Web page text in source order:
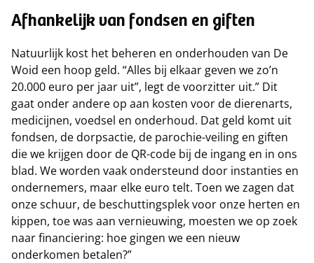
Afhankelijk van fondsen en giften
Natuurlijk kost het beheren en onderhouden van De
Woid een hoop geld. “Alles bij elkaar geven we zo’n
20.000 euro per jaar uit”, legt de voorzitter uit.” Dit
gaat onder andere op aan kosten voor de dierenarts,
medicijnen, voedsel en onderhoud. Dat geld komt uit
fondsen, de dorpsactie, de parochie-veiling en giften
die we krijgen door de QR-code bij de ingang en in ons
blad. We worden vaak ondersteund door instanties en
ondernemers, maar elke euro telt. Toen we zagen dat
onze schuur, de beschuttingsplek voor onze herten en
kippen, toe was aan vernieuwing, moesten we op zoek
naar financiering: hoe gingen we een nieuw
onderkomen betalen?”